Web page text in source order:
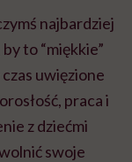
najbardziej
to “miękkie”
czas uwięzione
praca i
z dziećmi
swoje